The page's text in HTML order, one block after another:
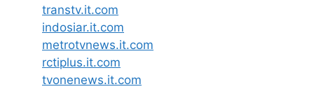
transtv.it.com
indosiar.it.com
metrotvnews.it.com
rctiplus.it.com
tvonenews.it.com